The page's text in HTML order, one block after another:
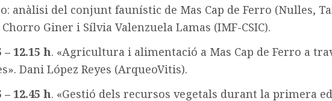
anàlisi del conjunt faunístic de Mas Cap de Ferro (Nulles,
Giner i Sílvia Valenzuela Lamas (IMF-CSIC).
12.15 h. «Agricultura i alimentació a Mas Cap de Ferro a
Dani López Reyes (ArqueoVitis).
12.45 h. «Gestió dels recursos vegetals durant la primera